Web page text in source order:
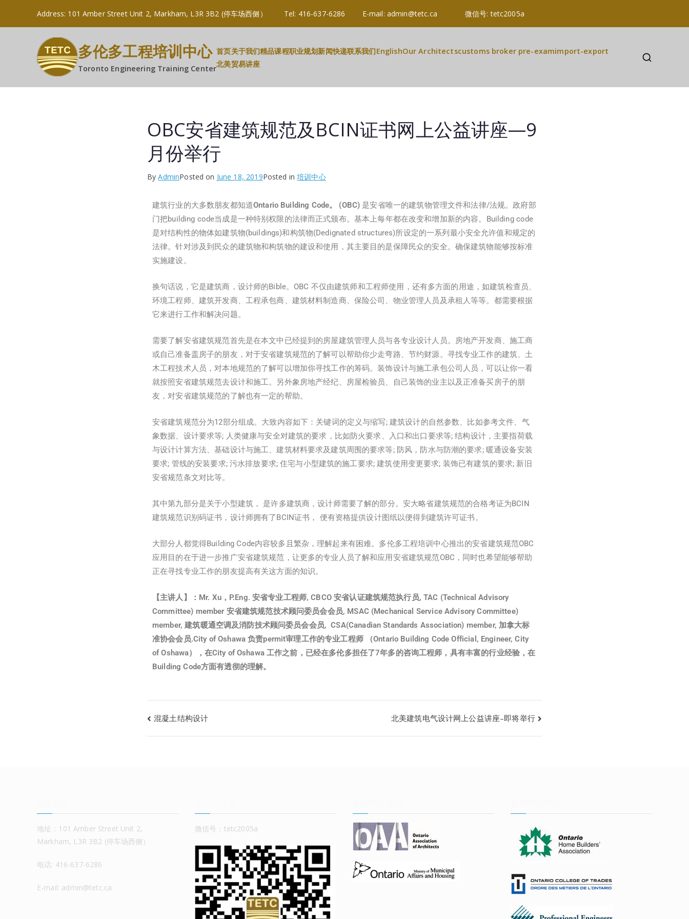
Address: 101 Amber Street Unit 2, Markham, L3R 3B2 (停车场西侧） Tel: 416-637-6286 E-mail: admin@tetc.ca 微信号: tetc2005a
多伦多工程培训中心
Toronto Engineering Training Center
首页关于我们精品课程职业规划新闻快递联系我们EnglishOur Architectscustoms broker pre-examimport-export
北美贸易讲座
OBC安省建筑规范及BCIN证书网上公益讲座—9
月份举行
ByAdminPosted on June 18, 2019Posted in培训中心
建筑行业的大多数朋友都知道Ontario Building Code。 (OBC) 是安省唯一的建筑物管理文件和法律/法规。政府部
门把building code当成是一种特别权限的法律而正式颁布。基本上每年都在改变和增加新的内容。Building code
是对结构性的物体如建筑物(buildings)和构筑物(Dedignated structures)所设定的一系列最小安全允许值和规定的
法律。针对涉及到民众的建筑物和构筑物的建设和使用，其主要目的是保障民众的安全。确保建筑物能够按标准
实施建设。
换句话说，它是建筑商，设计师的Bible。OBC 不仅由建筑师和工程师使用，还有多方面的用途，如建筑检查员、
环境工程师、建筑开发商、工程承包商、建筑材料制造商、保险公司、物业管理人员及承租人等等。都需要根据
它来进行工作和解决问题。
需要了解安省建筑规范首先是在本文中已经提到的房屋建筑管理人员与各专业设计人员。房地产开发商、施工商
或自己准备盖房子的朋友，对于安省建筑规范的了解可以帮助你少走弯路、节约财源。寻找专业工作的建筑、土
木工程技术人员，对本地规范的了解可以增加你寻找工作的筹码。装饰设计与施工承包公司人员，可以让你一看
就按照安省建筑规范去设计和施工。另外象房地产经纪、房屋检验员、自己装饰的业主以及正准备买房子的朋
友，对安省建筑规范的了解也有一定的帮助。
安省建筑规范分为12部分组成。大致内容如下：关键词的定义与缩写; 建筑设计的自然参数、比如参考文件、气
象数据、设计要求等; 人类健康与安全对建筑的要求，比如防火要求、入口和出口要求等; 结构设计，主要指荷载
与设计计算方法、基础设计与施工、建筑材料要求及建筑周围的要求等; 防风，防水与防潮的要求; 暖通设备安装
要求; 管线的安装要求; 污水排放要求; 住宅与小型建筑的施工要求; 建筑使用变更要求; 装饰已有建筑的要求; 新旧
安省规范条文对比等。
其中第九部分是关于小型建筑， 是许多建筑商，设计师需要了解的部分。安大略省建筑规范的合格考证为BCIN
建筑规范识别码证书，设计师拥有了BCIN证书， 便有资格提供设计图纸以便得到建筑许可证书。
大部分人都觉得Building Code内容较多且繁杂，理解起来有困难。多伦多工程培训中心推出的安省建筑规范OBC
应用目的在于进一步推广安省建筑规范，让更多的专业人员了解和应用安省建筑规范OBC，同时也希望能够帮助
正在寻找专业工作的朋友提高有关这方面的知识。
【主讲人】：Mr. Xu，P.Eng. 安省专业工程师, CBCO 安省认证建筑规范执行员, TAC (Technical Advisory
Committee) member 安省建筑规范技术顾问委员会会员, MSAC (Mechanical Service Advisory Committee)
member, 建筑暖通空调及消防技术顾问委员会会员, CSA(Canadian Standards Association) member, 加拿大标
准协会会员.City of Oshawa 负责permit审理工作的专业工程师 （Ontario Building Code Official, Engineer, City
of Oshawa），在City of Oshawa 工作之前，已经在多伦多担任了7年多的咨询工程师，具有丰富的行业经验，在
Building Code方面有透彻的理解。
混凝土结构设计 北美建筑电气设计网上公益讲座–即将举行
地址：101 Amber Street Unit 2,
Markham, L3R 3B2 (停车场西侧）
电话: 416-637-6286
E-mail: admin@tetc.ca
微信号：tetc2005a